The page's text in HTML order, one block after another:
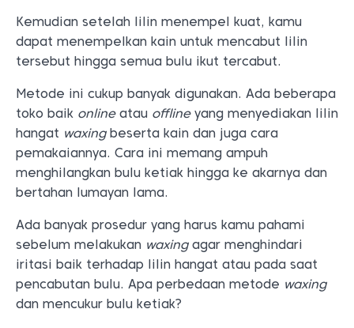
Kemudian setelah lilin menempel kuat, kamu
dapat menempelkan kain untuk mencabut lilin
tersebut hingga semua bulu ikut tercabut.
Metode ini cukup banyak digunakan. Ada beberapa
toko baik onlineatau offlineyang menyediakan lilin
hangat waxingbeserta kain dan juga cara
pemakaiannya. Cara ini memang ampuh
menghilangkan bulu ketiak hingga ke akarnya dan
bertahan lumayan lama.
Ada banyak prosedur yang harus kamu pahami
sebelum melakukan waxingagar menghindari
iritasi baik terhadap lilin hangat atau pada saat
pencabutan bulu. Apa perbedaan metode waxing
dan mencukur bulu ketiak?